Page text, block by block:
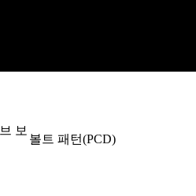
보
볼트 패턴(PCD)